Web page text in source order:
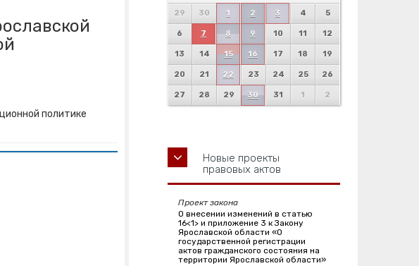
политике
29 30 1 2 3 4 5
6 7 8 9 10 11 12
13 14 15 16 17 18 19
20 21 22 23 24 25 26
27 28 29 30 31 1 2
Новые проекты
правовых актов
Проект закона
О внесении изменений в статью
16<1> и приложение 3 к Закону
Ярославской области «О
государственной регистрации
актов гражданского состояния на
территории Ярославской области»